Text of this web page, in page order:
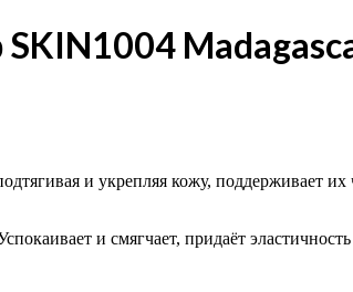
и укрепляя кожу, поддерживает их
и смягчает, придаёт